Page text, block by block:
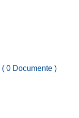
( 0 Documente )